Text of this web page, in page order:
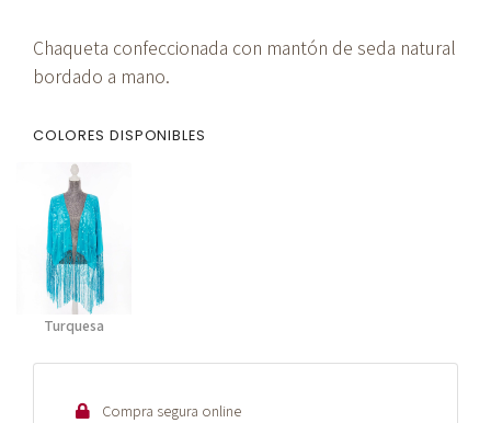
Chaqueta confeccionada con mantón de seda natural
bordado a mano.
COLORES DISPONIBLES
Turquesa
Compra segura online